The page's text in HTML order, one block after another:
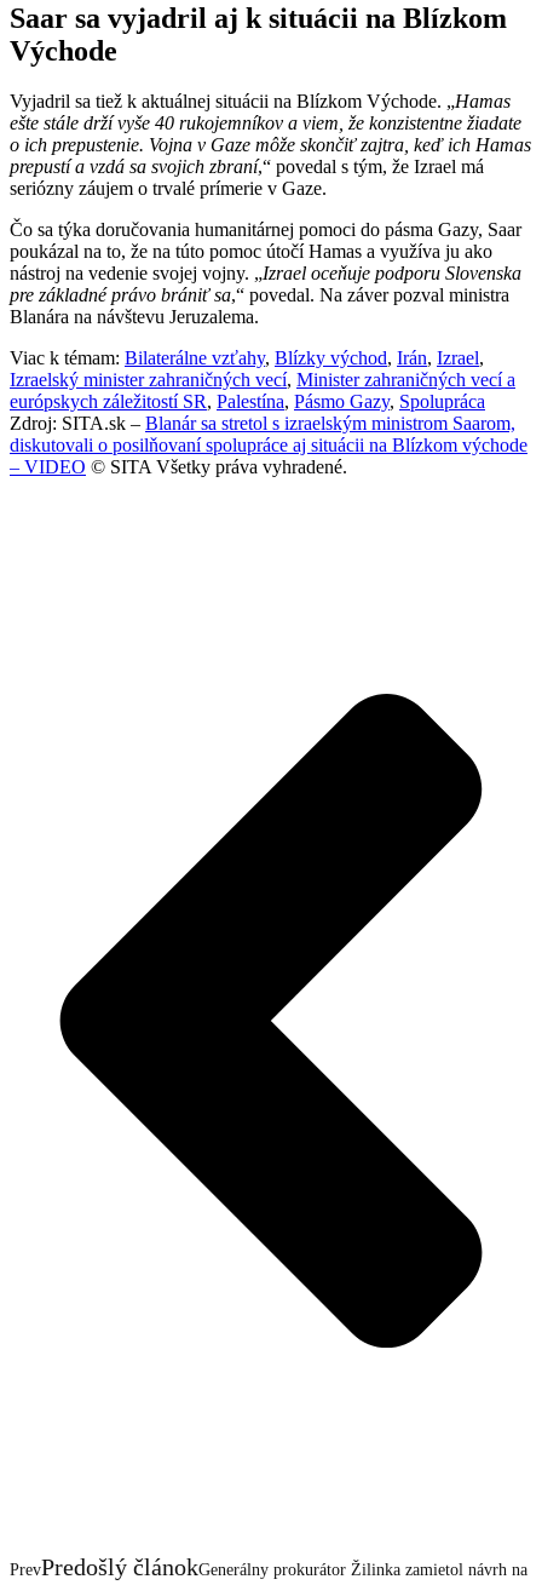
Saar sa vyjadril aj k situácii na Blízkom
Východe
Vyjadril sa tiež k aktuálnej situácii na Blízkom Východe. „Hamas
ešte stále drží vyše 40 rukojemníkov a viem, že konzistentne žiadate
o ich prepustenie. Vojna v Gaze môže skončiť zajtra, keď ich Hamas
prepustí a vzdá sa svojich zbraní,“ povedal s tým, že Izrael má
seriózny záujem o trvalé prímerie v Gaze.
Čo sa týka doručovania humanitárnej pomoci do pásma Gazy, Saar
poukázal na to, že na túto pomoc útočí Hamas a využíva ju ako
nástroj na vedenie svojej vojny. „Izrael oceňuje podporu Slovenska
pre základné právo brániť sa,“ povedal. Na záver pozval ministra
Blanára na návštevu Jeruzalema.
Viac k témam: Bilaterálne vzťahy, Blízky východ, Irán, Izrael,
Izraelský minister zahraničných vecí, Minister zahraničných vecí a
európskych záležitostí SR, Palestína, Pásmo Gazy, Spolupráca
Zdroj: SITA.sk – Blanár sa stretol s izraelským ministrom Saarom,
diskutovali o posilňovaní spolupráce aj situácii na Blízkom východe
– VIDEO © SITA Všetky práva vyhradené.
PrevPredošlý článokGenerálny prokurátor Žilinka zamietol návrh na